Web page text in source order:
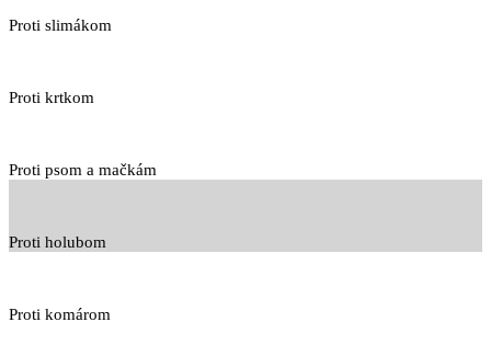
Proti slimákom
Proti krtkom
Proti psom a mačkám
Proti holubom
Proti komárom